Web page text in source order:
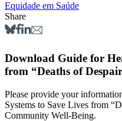
Equidade em Saúde
Share
Download Guide for
from “Deaths of
Please provide your
Systems to Save Lives from
Community